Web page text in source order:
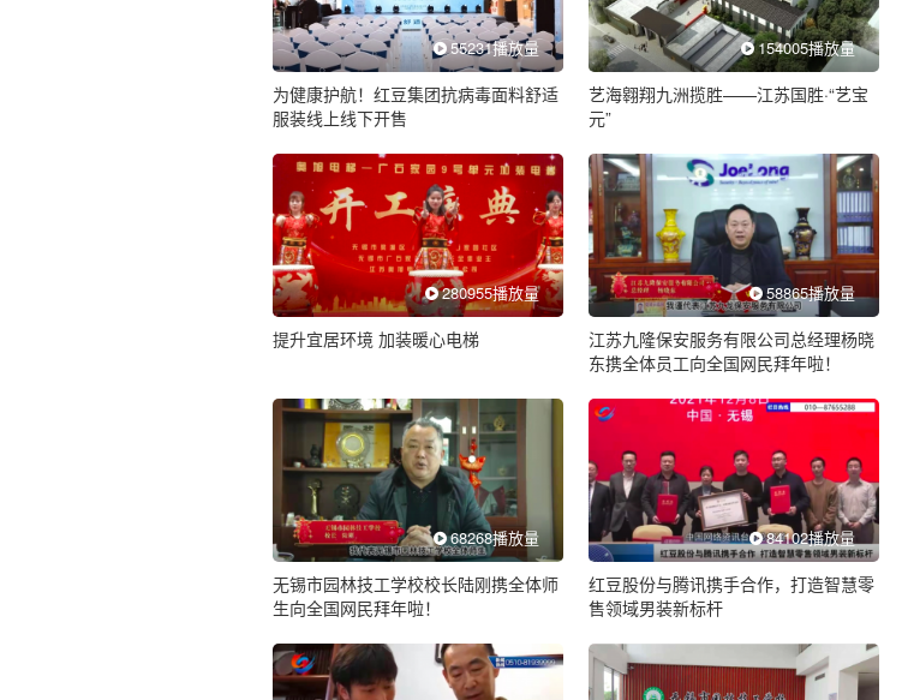
55231播放量
为健康护航！红豆集团抗病毒面料舒适
服装线上线下开售
154005播放量
艺海翱翔九洲揽胜——江苏国胜·“艺宝
元”
280955播放量
提升宜居环境 加装暖心电梯
58865播放量
江苏九隆保安服务有限公司总经理杨晓
东携全体员工向全国网民拜年啦！
68268播放量
无锡市园林技工学校校长陆刚携全体师
生向全国网民拜年啦！
84102播放量
红豆股份与腾讯携手合作，打造智慧零
售领域男装新标杆